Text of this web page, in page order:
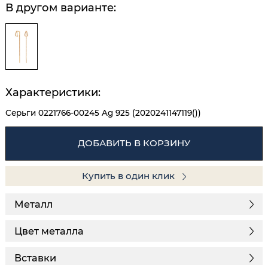
В другом варианте:
Характеристики:
Серьги 0221766-00245 Ag 925 (2020241147119())
ДОБАВИТЬ В КОРЗИНУ
Купить в один клик
Металл
Цвет металла
Вставки